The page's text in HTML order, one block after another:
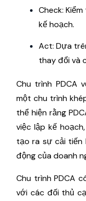
Check:
kế hoạch.
Act: Dựa
thay đổi và
Chu trình PDCA
một chu trình
thể hiện rằng
việc lập kế
tạo ra sự cải
động của doanh
Chu trình PDCA
với các đối thủ